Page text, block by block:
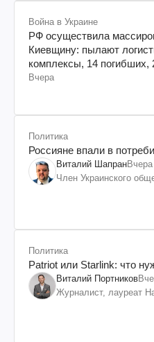
Война в Украине
РФ осуществила
Киевщину: пылают
комплексы, 14
Вчера
Политика
Россияне впали в
Виталий ШапранВчера
Член Украинского
Политика
Patriot или Starlink: что
Виталий Портников
Журналист, лауреат